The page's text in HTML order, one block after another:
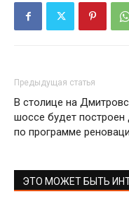
Предыдущая статья
В столице на
шоссе будет построен
по программе
ЭТО МОЖЕТ БЫТЬ